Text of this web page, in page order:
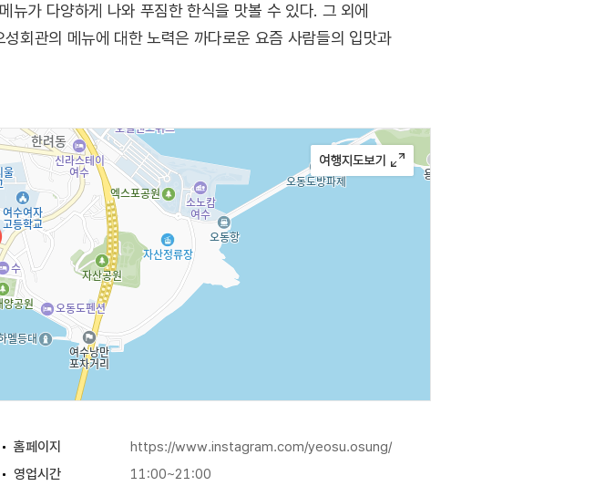
가 다양하게 나와 푸짐한 한식을 맛볼 수 있다. 그 외에
회관의 메뉴에 대한 노력은 까다로운 요즘 사람들의 입맛과
홈페이지
https://www.instagram.com/yeosu.osung/
영업시간
11:00~21:00